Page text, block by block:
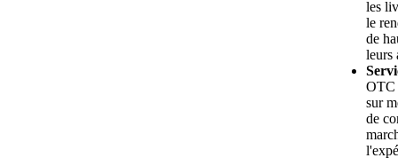
les
le
de
leurs
OTC
sur
de